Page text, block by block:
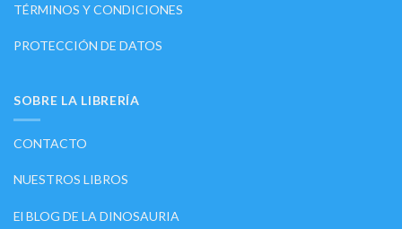
TÉRMINOS Y CONDICIONES
PROTECCIÓN DE DATOS
SOBRE LA LIBRERÍA
CONTACTO
NUESTROS LIBROS
El BLOG DE LA DINOSAURIA